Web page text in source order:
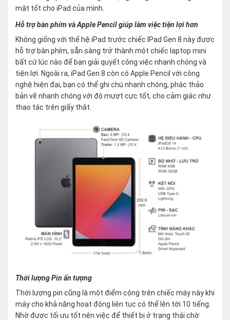
mật tốt cho iPad của mình.
Hỗ trợ bàn phím và Apple Pencil giúp làm việc tiện lợi hơn
Không giống với thế hệ iPad trước chiếc IPad Gen 8 này được
hỗ trợ bàn phím, sẵn sàng trở thành một chiếc laptop mini
bất cứ lúc nào để bạn giải quyết công việc nhanh chóng và
tiện lợi. Ngoài ra, iPad Gen 8 còn có Apple Pencil với công
nghệ hiện đại, bạn có thể ghi chú nhanh chóng, phác thảo
bản vẽ nhanh chóng với độ mượt cực tốt, cho cảm giác như
thao tác trên giấy thật.
Thời lượng Pin ấn tượng
Thời lượng pin cũng là một điểm cộng trên chiếc máy này khi
máy cho khả năng hoạt động liên tục có thể lên tới 10 tiếng.
Nhờ được tối ưu tốt nên việc để thiết bị ở trạng thái chờ